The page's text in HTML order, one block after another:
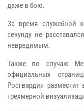
даже в бою.
За время служебной
секунду не
невредимым.
Также по случаю
официальных
Росгвардия
трехмерной